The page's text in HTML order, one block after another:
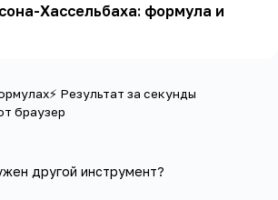
Хассельбаха: формула и
⚡ Результат за секунды
браузер
другой инструмент?